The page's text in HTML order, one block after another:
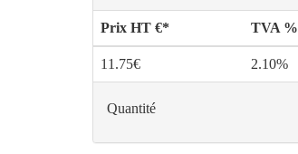
Prix HT €* TVA %
11.75€ 2.10%
Quantité